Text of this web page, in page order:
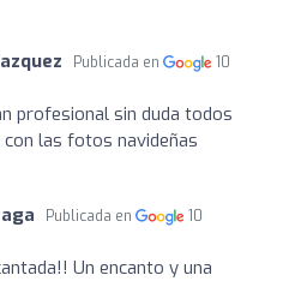
Publicada en
10
profesional sin duda todos
las fotos navideñas
Publicada en
10
Un encanto y una